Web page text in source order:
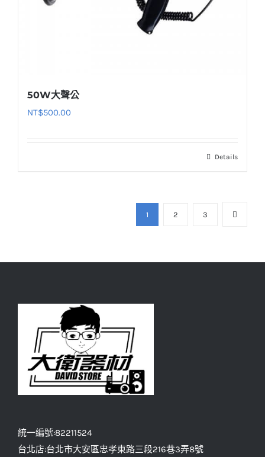
50W大聲公
NT$500.00
Details
1 2 3
統一編號:82211524
台北店:台北市大安區忠孝東路三段216巷3弄8號